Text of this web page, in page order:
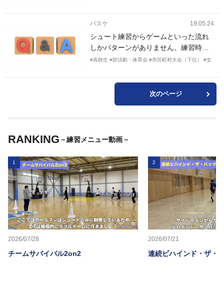
という時のスピードが劣ります。あ
と、なかなかパワーポジションが身に
つかず、姿勢が高い気がします。その
ため、一つ一つの動きや技は上手いの
かうまくいかない気がします。そこ
で、バスケットに必要な基礎筋力をつ
けるための、筋力トレーニング、体幹
す。ちなみに、身長は約150cm、体重
バスケ 19.05.24
シュート練習からゲームといった流れ
しかパターンがありません。練習時間
は１時間と限られています。ディフェ
たいです。よろしくお願いします。
#高校生 #部活動・体育会 #市区町村大会（下位） #女
次のページ
RANKING －練習メニュー動画－
1
2026/07/28
チームサバイバル2on2
2
2026/07/21
連続ビハインド・ザ・